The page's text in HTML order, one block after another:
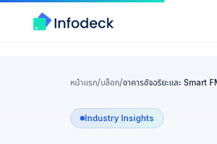
หน้าแรก/บล็อก/อาคารอัจฉริยะและ Smart
Industry Insights